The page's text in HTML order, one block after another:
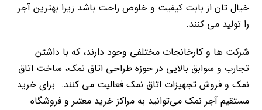
خیال تان از بابت کیفیت و خلوص راحت باشد زیرا بهترین آجر
را تولید می کنند.
شرکت ها و کارخانجات مختلفی وجود دارند، که با داشتن
تجارب و سوابق بالایی در حوزه طراحی اتاق نمک، ساخت اتاق
نمک و فروش تجهیزات اتاق نمک فعالیت می کنند. برای خرید
مستقیم آجر نمک می‌توانید به مراکز خرید معتبر و فروشگاه